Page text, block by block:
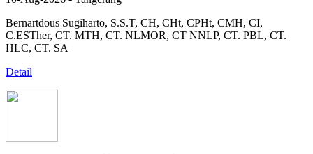
Bernartdous Sugiharto, S.S.T, CH, CHt, CPHt, CMH, CI,
C.ESTher, CT. MTH, CT. NLMOR, CT NNLP, CT. PBL, CT.
HLC, CT. SA
Detail